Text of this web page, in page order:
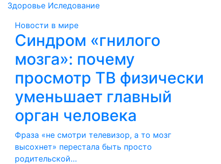
Здоровье Иследование
Новости в мире
Синдром «гнилого
мозга»: почему
просмотр ТВ физически
уменьшает главный
орган человека
Фраза «не смотри телевизор, а то мозг
высохнет» перестала быть просто
родительской…